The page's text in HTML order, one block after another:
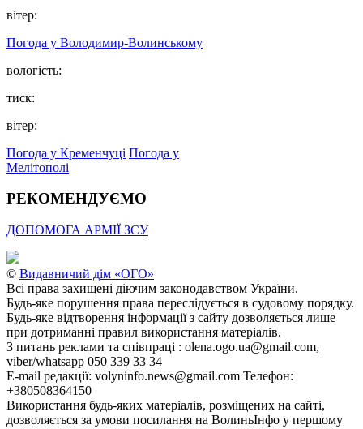
вітер:
Погода у Володимир-Волинському
вологість:
тиск:
вітер:
Погода у Кременчуці Погода у
Мелітополі
РЕКОМЕНДУЄМО
ДОПОМОГА АРМІЇ ЗСУ
© Видавничий дім «ОГО»
Всі права захищені діючим законодавством України.
Будь-яке порушення права переслідується в судовому порядку.
Будь-яке відтворення інформації з сайту дозволяється лише
при дотриманні правил використання матеріалів.
З питань реклами та співпраці : olena.ogo.ua@gmail.com,
viber/whatsapp 050 339 33 34
E-mail редакції: volyninfo.news@gmail.com Телефон:
+380508364150
Використання будь-яких матеріалів, розміщених на сайті,
дозволяється за умови посилання на ВолиньІнфо у першому